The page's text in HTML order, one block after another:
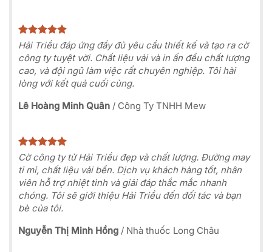
Hải Triều đáp ứng đầy đủ yêu cầu thiết kế và tạo ra cờ
công ty tuyệt vời. Chất liệu vải và in ấn đều chất lượng
cao, và đội ngũ làm việc rất chuyên nghiệp. Tôi hài
lòng với kết quả cuối cùng.
Lê Hoàng Minh Quân / Công Ty TNHH Mew
Cờ công ty từ Hải Triều đẹp và chất lượng. Đường may
tỉ mỉ, chất liệu vải bền. Dịch vụ khách hàng tốt, nhân
viên hỗ trợ nhiệt tình và giải đáp thắc mắc nhanh
chóng. Tôi sẽ giới thiệu Hải Triều đến đối tác và bạn
bè của tôi.
Nguyễn Thị Minh Hồng / Nhà thuốc Long Châu